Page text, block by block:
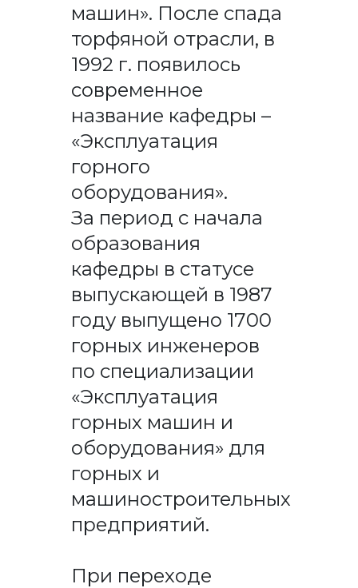
машин». После спада
торфяной отрасли, в
1992 г. появилось
современное
название кафедры –
«Эксплуатация
горного
оборудования».
За период с начала
образования
кафедры в статусе
выпускающей в 1987
году выпущено 1700
горных инженеров
по специализации
«Эксплуатация
горных машин и
оборудования» для
горных и
машиностроительных
предприятий.
При переходе